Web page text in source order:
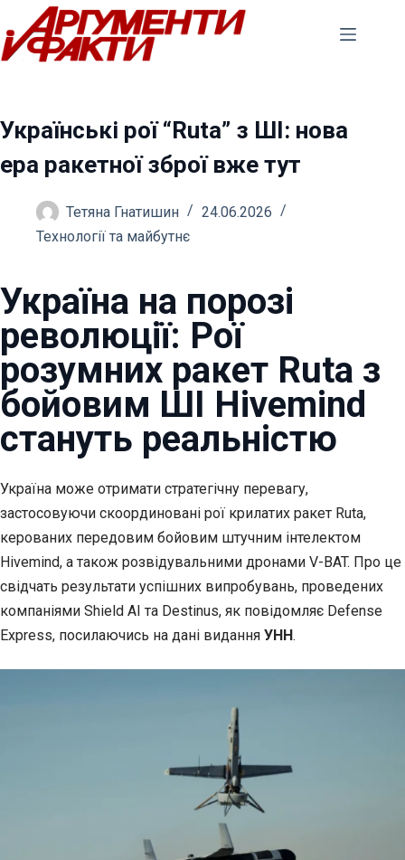
Перейти
до
вмісту
Українські рої “Ruta” з ШІ: нова
ера ракетної зброї вже тут
Тетяна Гнатишин
24.06.2026
Технології та майбутнє
Україна на порозі
революції: Рої
розумних ракет Ruta з
бойовим ШІ Hivemind
стануть реальністю
Україна може отримати стратегічну перевагу,
застосовуючи скоординовані рої крилатих ракет Ruta,
керованих передовим бойовим штучним інтелектом
Hivemind, а також розвідувальними дронами V-BAT. Про це
свідчать результати успішних випробувань, проведених
компаніями Shield AI та Destinus, як повідомляє Defense
Express, посилаючись на дані видання УНН.